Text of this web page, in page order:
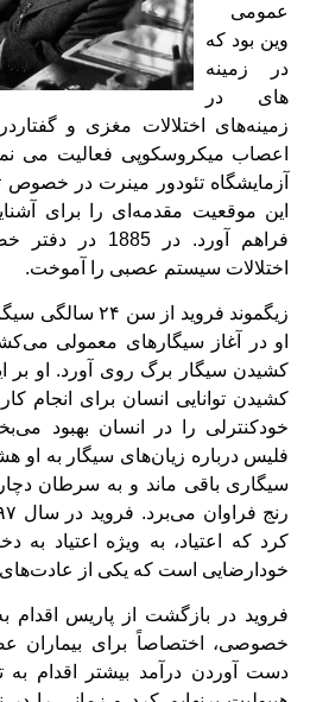
عمومی
وین بود که
در زمینه
های در
زمینه‌های اختلالات مغزی و
اعصاب میکروسکوپی فعالیت می
آزمایشگاه تئودور مینرت در خصوص
این موقعیت مقدمه‌ای را برای
فراهم آورد. در
اختلالات سیستم عصبی را آموخت.
زیگموند فروید از
او در آغاز سیگارهای معمولی
کشیدن سیگار برگ روی آورد. او بر
کشیدن توانایی انسان برای انجام
خودکنترلی را در انسان بهبود
فلیس درباره‌ زیان‌های سیگار به او
سیگاری باقی ماند و به سرطان
کرد که اعتیاد، به ویژه اعتیاد به
خودارضایی است که یکی از
فروید در بازگشت از پاریس اقدام
خصوصی، اختصاصاً برای بیماران
دست آوردن درآمد بیشتر اقدام به